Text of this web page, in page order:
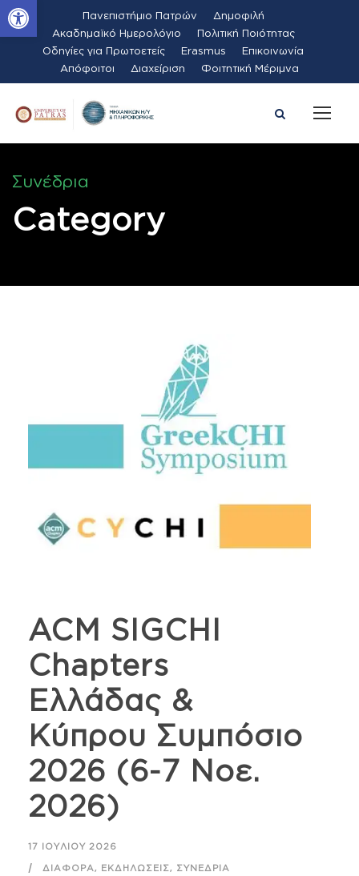
Ανοίξτε τη γραμμή εργαλείων Πανεπιστήμιο Πατρών
Δημοφιλή
Ακαδημαϊκό Ημερολόγιο
Πολιτική Ποιότητας
Οδηγίες για Πρωτοετείς
Erasmus
Επικοινωνία
Απόφοιτοι
Διαχείριση Φοιτητική Μέριμνα
Συνέδρια
Category
ACM SIGCHI
Chapters
Ελλάδας &
Κύπρου Συμπόσιο
2026 (6-7 Νοε.
2026)
17 ΙΟΥΛΊΟΥ 2026
ΔΙΆΦΟΡΑ, ΕΚΔΗΛΏΣΕΙΣ, ΣΥΝΈΔΡΙΑ